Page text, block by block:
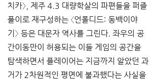
치카〉, 제주 4.3 대량학살의 파편들을 퍼즐
풀이로 재구성하는 〈언폴디드: 동백이야
기〉 등은 대문자 역사를 그린다. 좌우의 공
간이동만이 허용되는 이들 게임의 공간을
탐색하면서 플레이어는 지금까지 알았던 과
거가 2차원적인 평면에 불과했다는 사실을